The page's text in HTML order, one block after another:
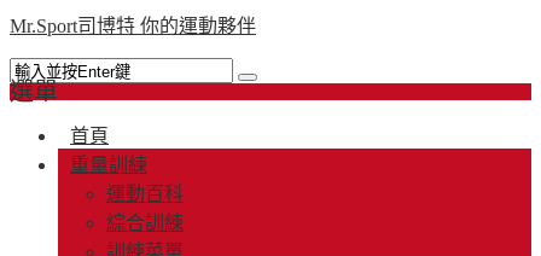
Mr.Sport司博特 你的運動夥伴
選單
首頁
重量訓練
運動百科
綜合訓練
訓練菜單